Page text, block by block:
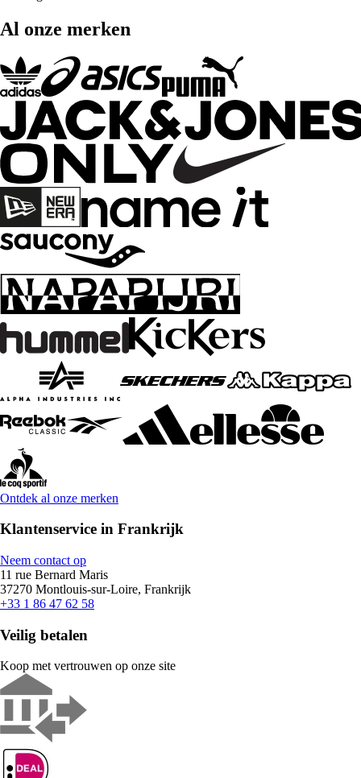
Al onze merken
Ontdek al onze merken
Klantenservice in Frankrijk
Neem contact op
11 rue Bernard Maris
37270 Montlouis-sur-Loire, Frankrijk
+33 1 86 47 62 58
Veilig betalen
Koop met vertrouwen op onze site